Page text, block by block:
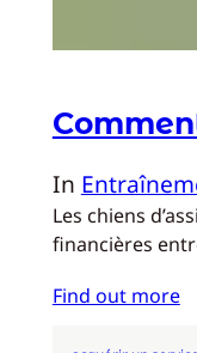
In
Les chiens
financières
Find out more